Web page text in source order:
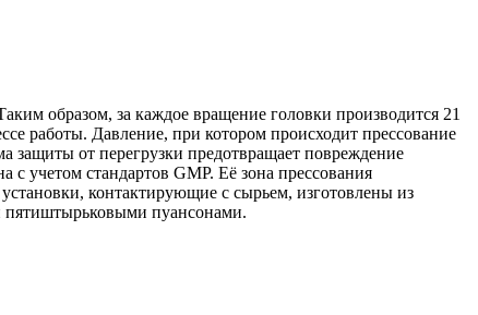
образом, за каждое вращение головки производится 21
работы. Давление, при котором происходит прессование
защиты от перегрузки предотвращает повреждение
с учетом стандартов GMP. Её зона прессования
контактирующие с сырьем, изготовлены из
пятиштырьковыми пуансонами.